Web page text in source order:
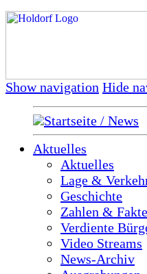
Show navigation Hide
Startseite / News
Aktuelles
Aktuelles
Lage &
Geschichte
Zahlen &
Verdiente
Video Streams
News-Archiv